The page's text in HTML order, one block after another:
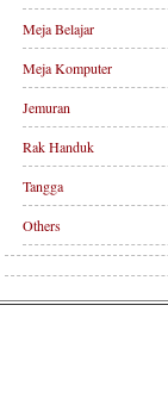
Meja Belajar
Meja Komputer
Jemuran
Rak Handuk
Tangga
Others